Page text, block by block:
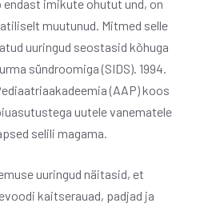
imikute ohutut und, on
muutunud. Mitmed selle
uuringud seostasid kõhuga
sündroomiga (SIDS). 1994.
(AAP) koos
uutele vanematele
selili magama.
uuringud näitasid, et
kaitserauad, padjad ja